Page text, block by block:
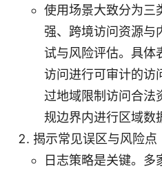
使用场景大致分为三
强、跨境访问资源与
试与风险评估。具体
访问进行可审计的访
过地域限制访问合法
规边界内进行区域数
揭示常见误区与风险点
日志策略是关键。多